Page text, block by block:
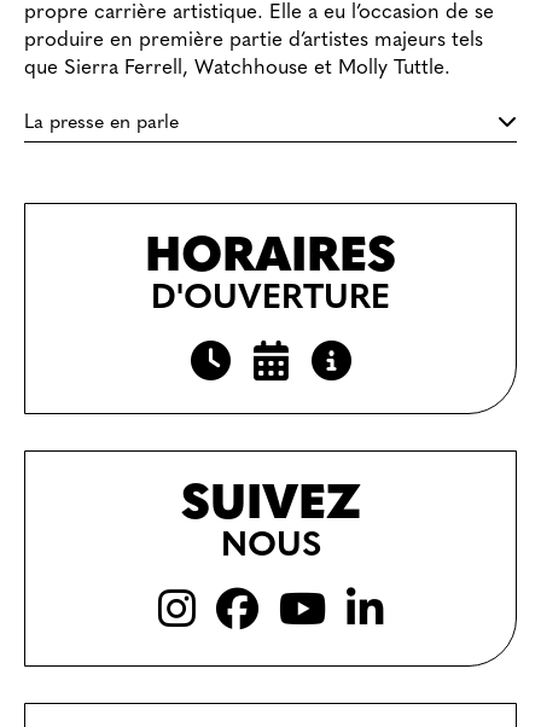
propre carrière artistique. Elle a eu l’occasion de se
produire en première partie d’artistes majeurs tels
que Sierra Ferrell, Watchhouse et Molly Tuttle.
La presse en parle
HORAIRES
D'OUVERTURE
SUIVEZ
NOUS